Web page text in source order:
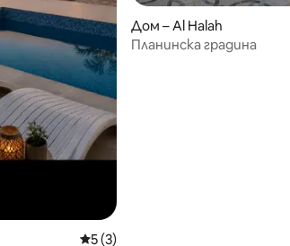
Средна оценка: 5 от 5, 3 отзива
5 (3)
Дом – Al Halah
Планинска градина